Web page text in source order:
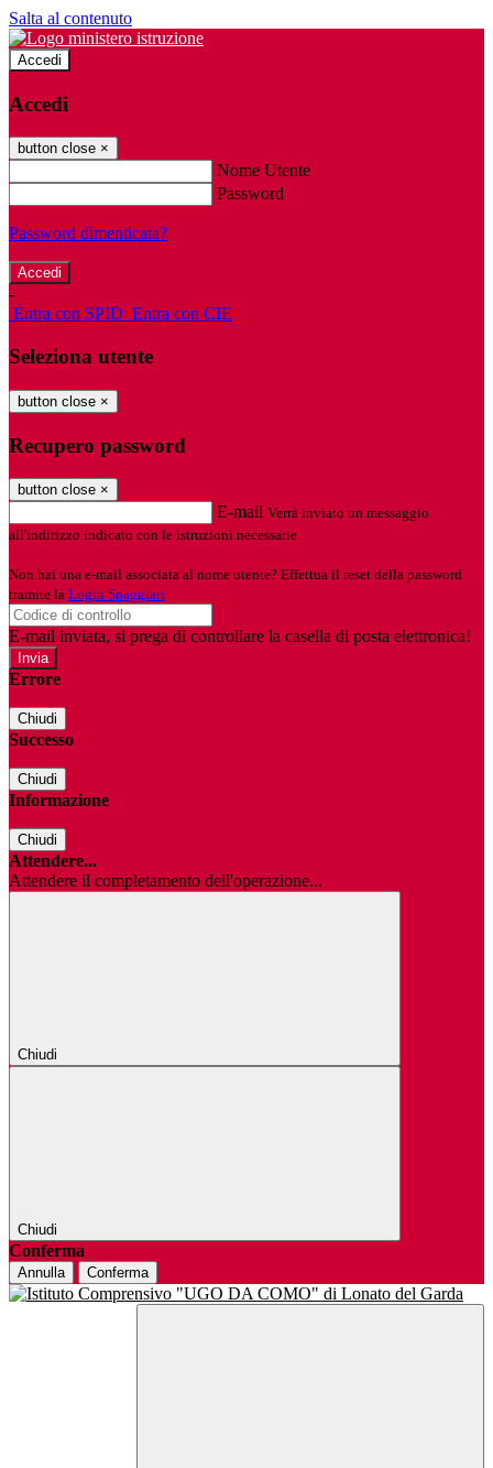
Salta al contenuto
Accedi
Accedi
button close ×
Nome Utente
Password
Password dimenticata?
-
Entra con SPID Entra con CIE
Seleziona utente
button close ×
Recupero password
button close ×
E-mail Verrà inviato un messaggio
all'indirizzo indicato con le istruzioni necessarie.
Non hai una e-mail associata al nome utente? Effettua il reset della password
tramite la Login Spaggiari
E-mail inviata, si prega di controllare la casella di posta elettronica!
Errore
Chiudi
Successo
Chiudi
Informazione
Chiudi
Attendere...
Attendere il completamento dell'operazione...
Chiudi
Chiudi
Conferma
Annulla Conferma